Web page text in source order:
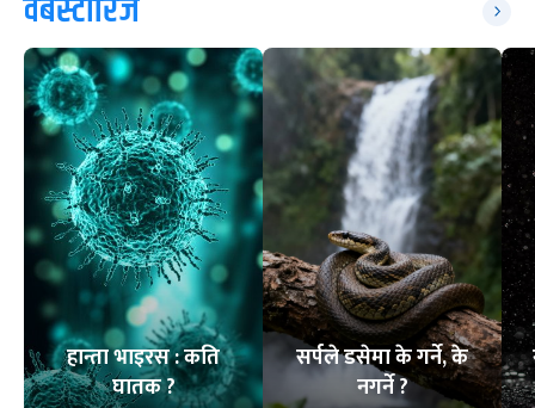
वेबस्टोरिज
हान्ता भाइरस : कति
घातक ?
सर्पले डसेमा के गर्ने, के
नगर्ने ?